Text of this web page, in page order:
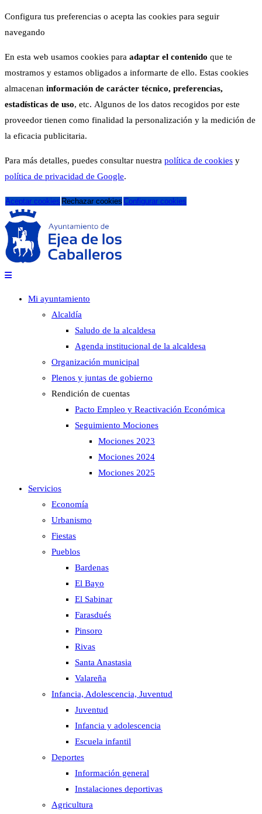
Configura tus preferencias o acepta las cookies para seguir
navegando
En esta web usamos cookies para adaptar el contenido que te
mostramos y estamos obligados a informarte de ello. Estas cookies
almacenan información de carácter técnico, preferencias,
estadísticas de uso, etc. Algunos de los datos recogidos por este
proveedor tienen como finalidad la personalización y la medición de
la eficacia publicitaria.
Para más detalles, puedes consultar nuestra política de cookies y
política de privacidad de Google.
Aceptar cookies Rechazar cookies Configurar cookies
Mi ayuntamiento
Alcaldía
Saludo de la alcaldesa
Agenda institucional de la alcaldesa
Organización municipal
Plenos y juntas de gobierno
Rendición de cuentas
Pacto Empleo y Reactivación Económica
Seguimiento Mociones
Mociones 2023
Mociones 2024
Mociones 2025
Servicios
Economía
Urbanismo
Fiestas
Pueblos
Bardenas
El Bayo
El Sabinar
Farasdués
Pinsoro
Rivas
Santa Anastasia
Valareña
Infancia, Adolescencia, Juventud
Juventud
Infancia y adolescencia
Escuela infantil
Deportes
Información general
Instalaciones deportivas
Agricultura